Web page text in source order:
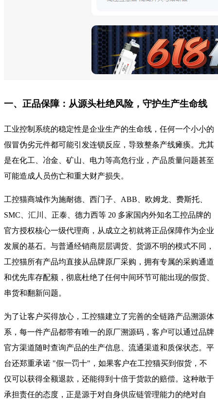
一、正品保障：从源头杜绝风险，守护生产生命线
工业控制系统的稳定性是企业生产的生命线，任何一个小小的
假冒伪劣元件都可能引发连锁反应，导致整条产线瘫痪。尤其
是在化工、冶金、矿山、电力等高危行业，产品质量问题甚至
可能造成人员伤亡和重大财产损失。
工控猫商城作为施耐德、西门子、ABB、欧姆龙、费斯托、
SMC、汇川、正泰、德力西等 20 多家国内外知名工控品牌的
官方授权核心一级代理商，从成立之初就将正品保障作为企业
发展的基石。与普通经销商层层调货、货源不明的模式不同，
工控猫所有产品均直接从品牌原厂采购，拥有专属的采购通道
和优先库存配额，彻底杜绝了任何中间环节可能出现的假货、
串货和翻新问题。
为了让客户买得放心，工控猫建立了完善的全链路产品溯源体
系，每一件产品都带有唯一的原厂溯源码，客户可以通过品牌
官方渠道随时查询产品的生产信息、流通渠道和质保状态。平
台还郑重承诺 "假一罚十"，如果客户在工控猫买到假货，不
仅可以获得全额退款，还能得到十倍于货款的赔偿。这种敢于
承担责任的态度，正是源于对自身供应链管理能力的绝对自